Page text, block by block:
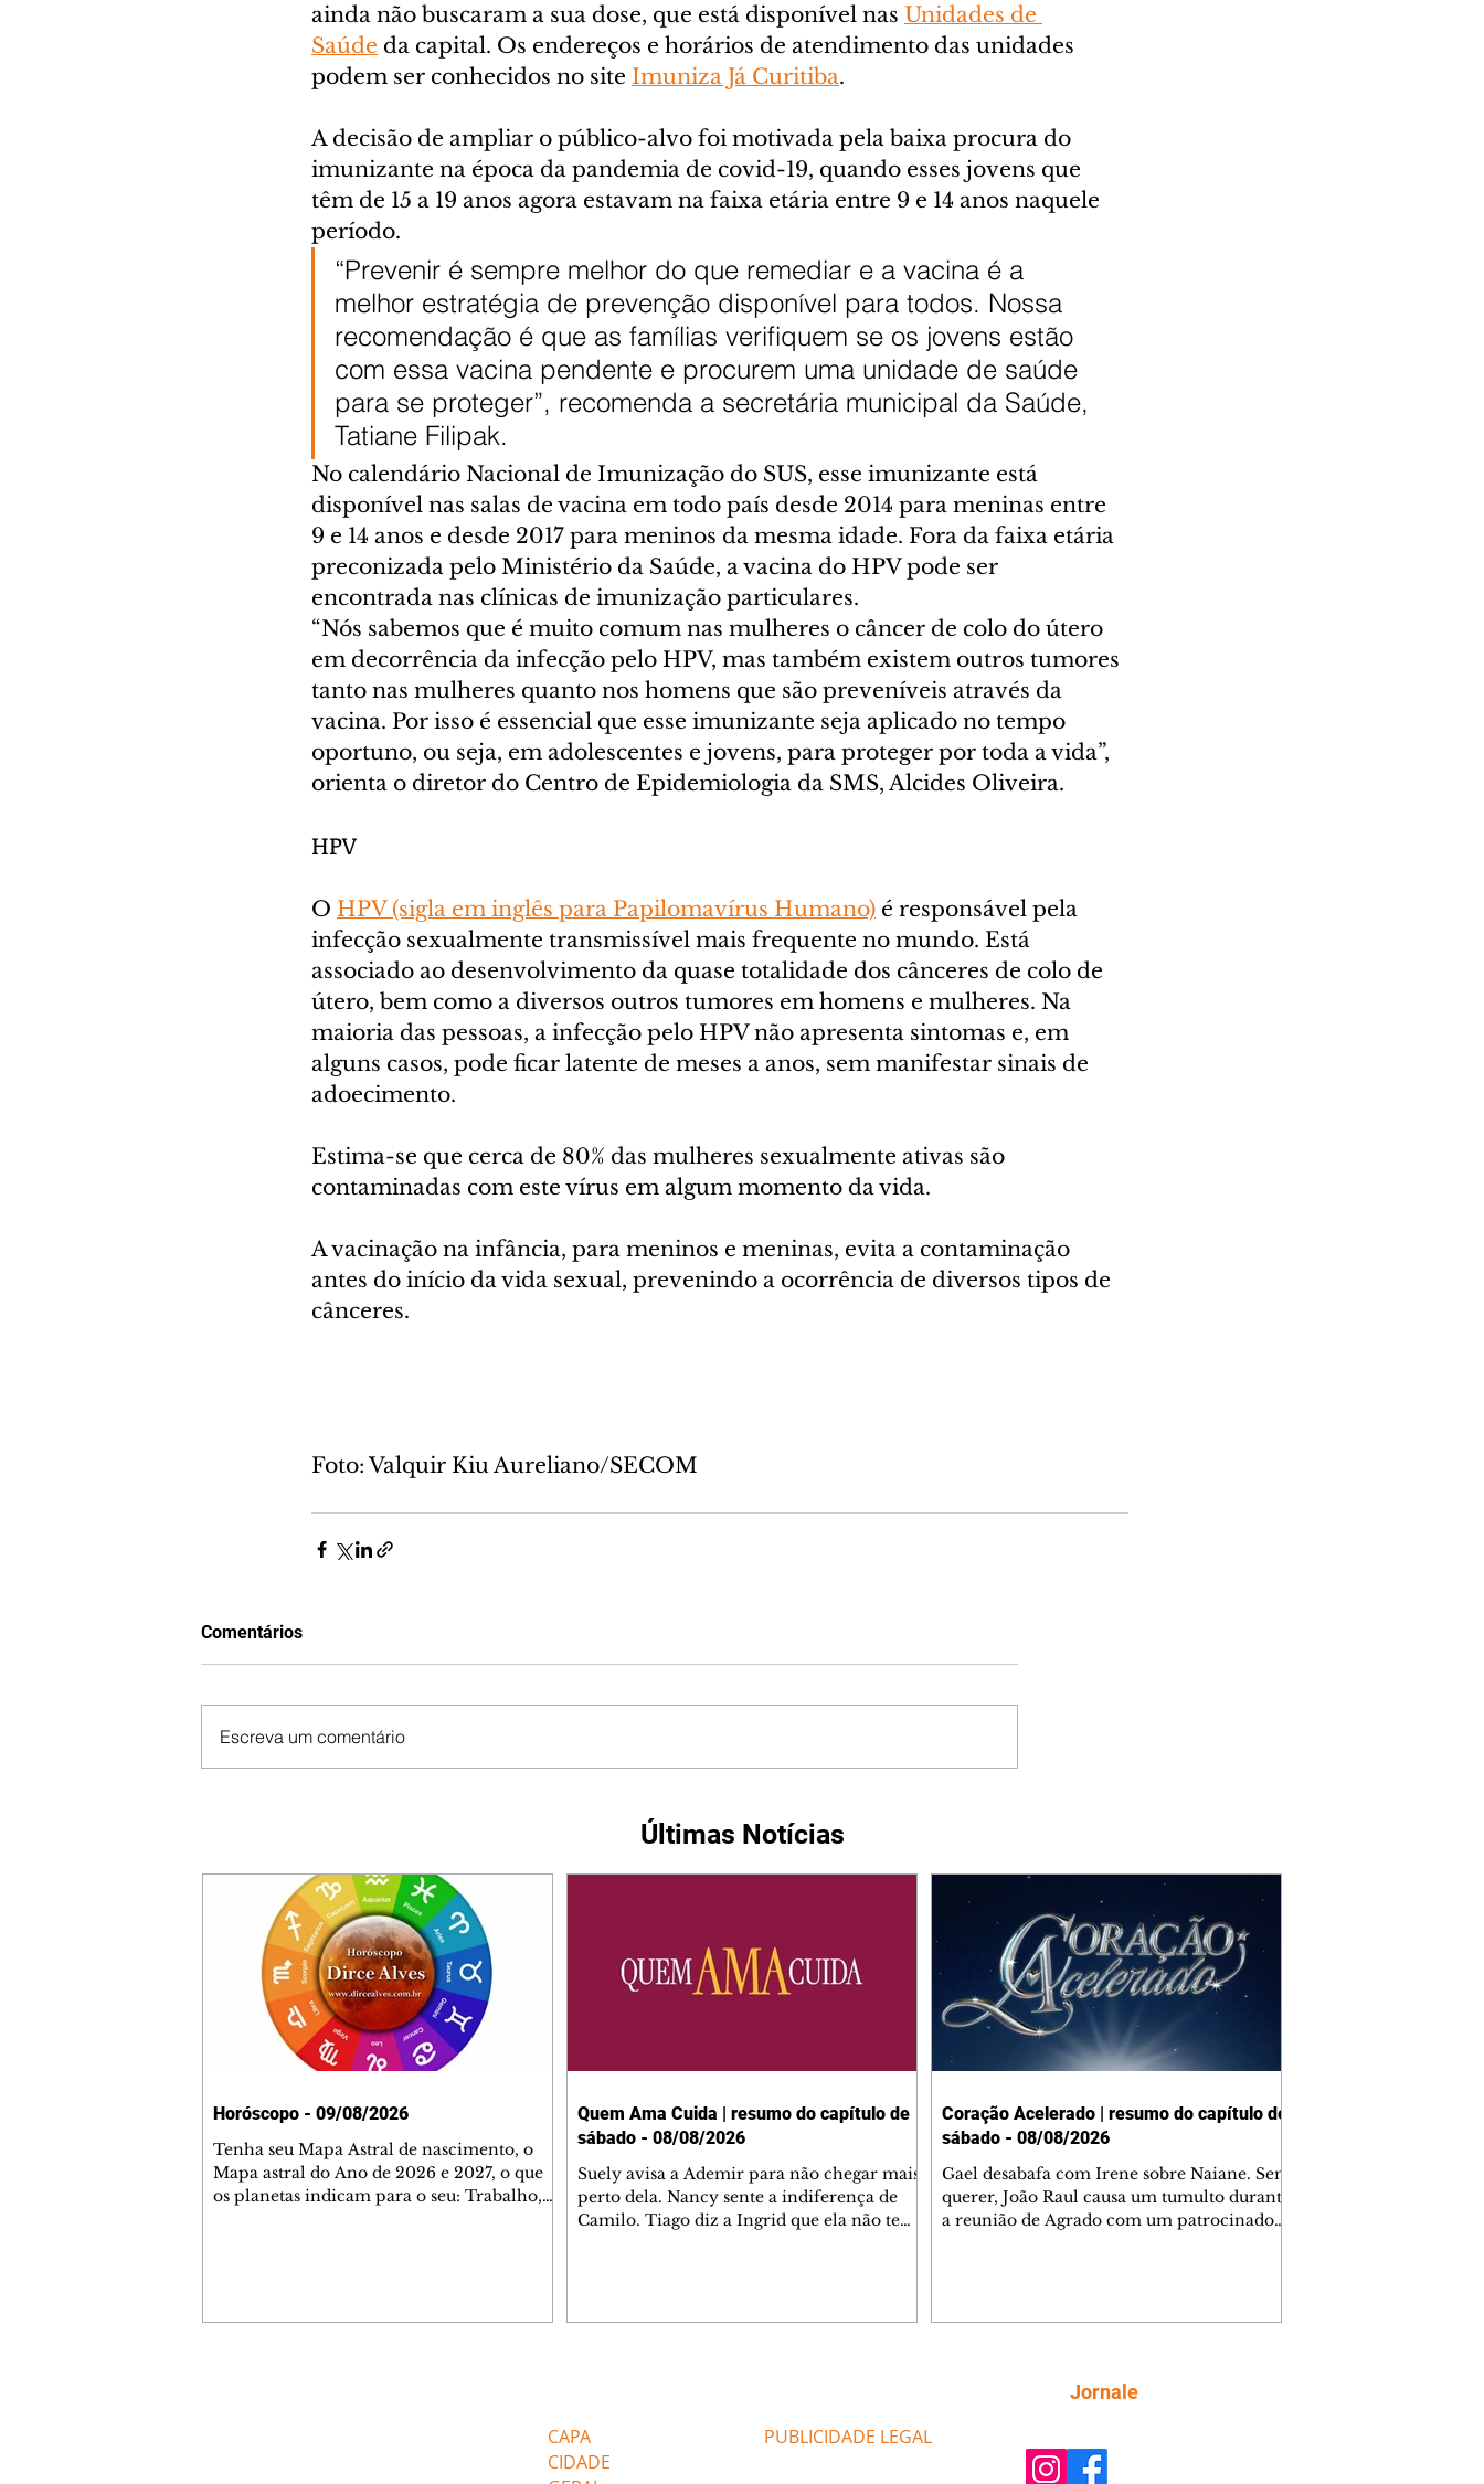
ainda não buscaram a sua dose, que está disponível nas Unidades de
Saúde da capital. Os endereços e horários de atendimento das unidades
podem ser conhecidos no site Imuniza Já Curitiba.
A decisão de ampliar o público-alvo foi motivada pela baixa procura do
imunizante na época da pandemia de covid-19, quando esses jovens que
têm de 15 a 19 anos agora estavam na faixa etária entre 9 e 14 anos naquele
período.
“Prevenir é sempre melhor do que remediar e a vacina é a
melhor estratégia de prevenção disponível para todos. Nossa
recomendação é que as famílias verifiquem se os jovens estão
com essa vacina pendente e procurem uma unidade de saúde
para se proteger”, recomenda a secretária municipal da Saúde,
Tatiane Filipak.
No calendário Nacional de Imunização do SUS, esse imunizante está
disponível nas salas de vacina em todo país desde 2014 para meninas entre
9 e 14 anos e desde 2017 para meninos da mesma idade. Fora da faixa etária
preconizada pelo Ministério da Saúde, a vacina do HPV pode ser
encontrada nas clínicas de imunização particulares.
“Nós sabemos que é muito comum nas mulheres o câncer de colo do útero
em decorrência da infecção pelo HPV, mas também existem outros tumores
tanto nas mulheres quanto nos homens que são preveníveis através da
vacina. Por isso é essencial que esse imunizante seja aplicado no tempo
oportuno, ou seja, em adolescentes e jovens, para proteger por toda a vida”,
orienta o diretor do Centro de Epidemiologia da SMS, Alcides Oliveira.
HPV
O HPV (sigla em inglês para Papilomavírus Humano) é responsável pela
infecção sexualmente transmissível mais frequente no mundo. Está
associado ao desenvolvimento da quase totalidade dos cânceres de colo de
útero, bem como a diversos outros tumores em homens e mulheres. Na
maioria das pessoas, a infecção pelo HPV não apresenta sintomas e, em
alguns casos, pode ficar latente de meses a anos, sem manifestar sinais de
adoecimento.
Estima-se que cerca de 80% das mulheres sexualmente ativas são
contaminadas com este vírus em algum momento da vida.
A vacinação na infância, para meninos e meninas, evita a contaminação
antes do início da vida sexual, prevenindo a ocorrência de diversos tipos de
cânceres.
Foto: Valquir Kiu Aureliano/SECOM
Comentários
Escreva um comentário
Últimas Notícias
Horóscopo - 09/08/2026
Tenha seu Mapa Astral de nascimento, o
Mapa astral do Ano de 2026 e 2027, o que
os planetas indicam para o seu: Trabalho,
Quem Ama Cuida | resumo do capítulo de
sábado - 08/08/2026
Suely avisa a Ademir para não chegar mais
perto dela. Nancy sente a indiferença de
Camilo. Tiago diz a Ingrid que ela não tem
que está feliz trabalhando no restaurante de
Nanc
Coração Acelerado | resumo do capítulo de
sábado - 08/08/2026
Gael desabafa com Irene sobre Naiane. Sem
querer, João Raul causa um tumulto durante
a reunião de Agrado com um patrocinador.
inventa para Agrado que não está
conseguindo conviver com seu sucesso, e
CAPA
CIDADE
PUBLICIDADE LEGAL
Jornale